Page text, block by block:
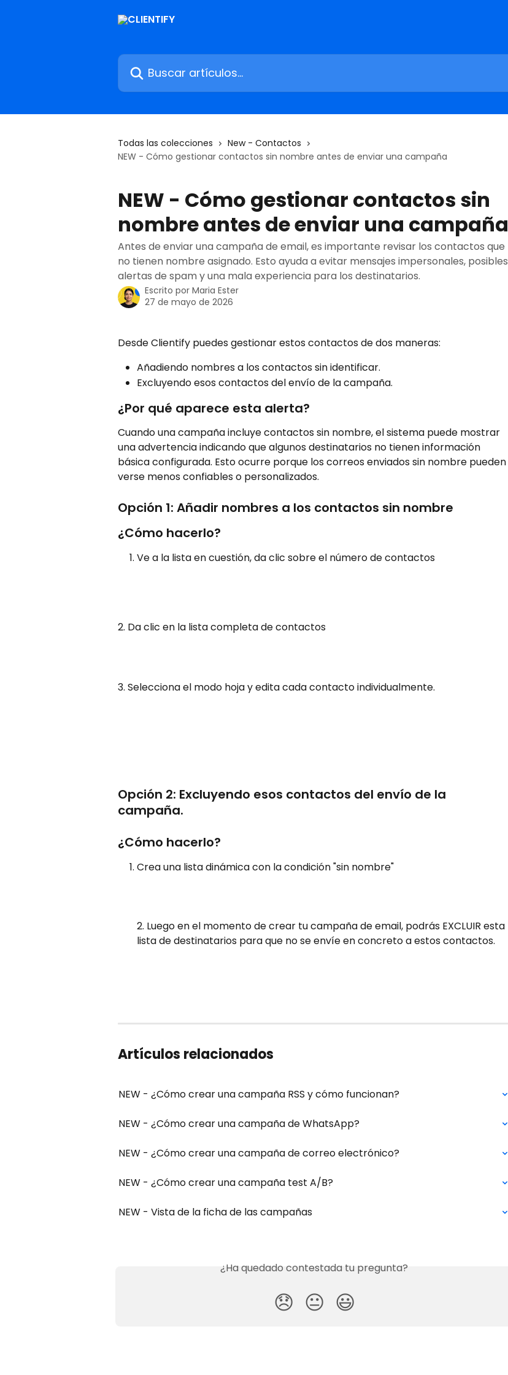
Buscar artículos...
Todas las colecciones
New - Contactos
NEW - Cómo gestionar contactos sin nombre antes de enviar una campaña
NEW - Cómo gestionar contactos sin
nombre antes de enviar una campaña
Antes de enviar una campaña de email, es importante revisar los contactos que
no tienen nombre asignado. Esto ayuda a evitar mensajes impersonales, posibles
alertas de spam y una mala experiencia para los destinatarios.
Escrito por Maria Ester
27 de mayo de 2026
Desde Clientify puedes gestionar estos contactos de dos maneras:
Añadiendo nombres a los contactos sin identificar.
Excluyendo esos contactos del envío de la campaña.
¿Por qué aparece esta alerta?
Cuando una campaña incluye contactos sin nombre, el sistema puede mostrar
una advertencia indicando que algunos destinatarios no tienen información
básica configurada. Esto ocurre porque los correos enviados sin nombre pueden
verse menos confiables o personalizados.
Opción 1: Añadir nombres a los contactos sin nombre
¿Cómo hacerlo?
Ve a la lista en cuestión, da clic sobre el número de contactos
2. Da clic en la lista completa de contactos
3. Selecciona el modo hoja y edita cada contacto individualmente.
Opción 2: Excluyendo esos contactos del envío de la
campaña.
¿Cómo hacerlo?
Crea una lista dinámica con la condición "sin nombre"
2. Luego en el momento de crear tu campaña de email, podrás EXCLUIR esta
lista de destinatarios para que no se envíe en concreto a estos contactos.
Artículos relacionados
NEW - ¿Cómo crear una campaña RSS y cómo funcionan?
NEW - ¿Cómo crear una campaña de WhatsApp?
NEW - ¿Cómo crear una campaña de correo electrónico?
NEW - ¿Cómo crear una campaña test A/B?
NEW - Vista de la ficha de las campañas
¿Ha quedado contestada tu pregunta?
😞 😐 😃